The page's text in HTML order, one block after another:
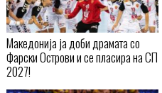
Македонија ја доби драмата со
Фарски Острови и се пласира на СП
2027!